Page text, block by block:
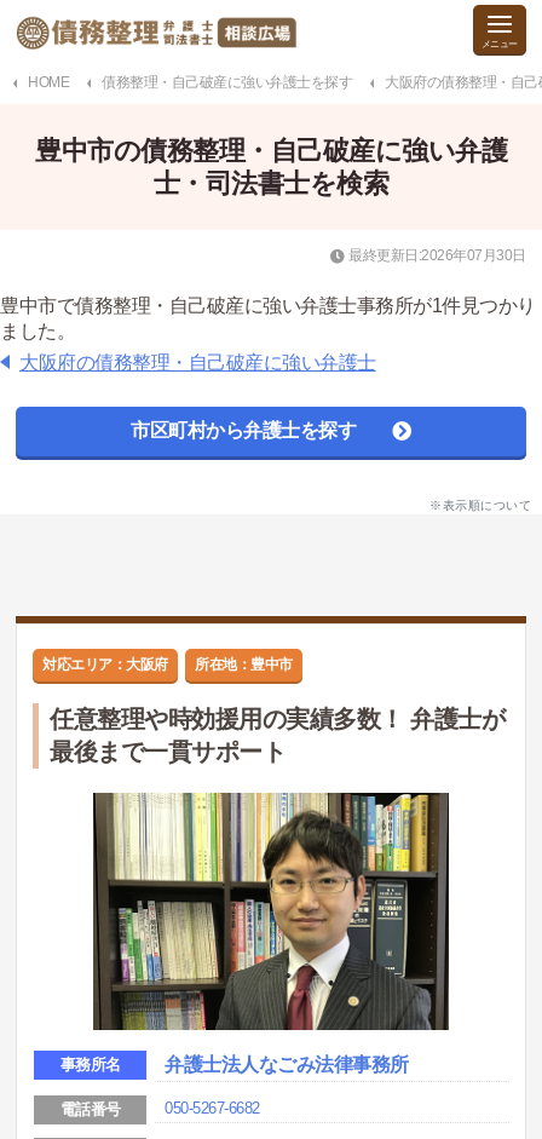
HOME 債務整理・自己破産に強い弁護士を探す 大阪府の債務整理・自
豊中市の債務整理・自己破産に強い弁護
士・司法書士を検索
最終更新日:2026年07月30日
豊中市で債務整理・自己破産に強い弁護士事務所が1件見つかり
ました。
大阪府の債務整理・自己破産に強い弁護士
市区町村から弁護士を探す
※表示順について
対応エリア：大阪府 所在地：豊中市
任意整理や時効援用の実績多数！ 弁護士が
最後まで一貫サポート
事務所名 弁護士法人なごみ法律事務所
電話番号 050-5267-6682